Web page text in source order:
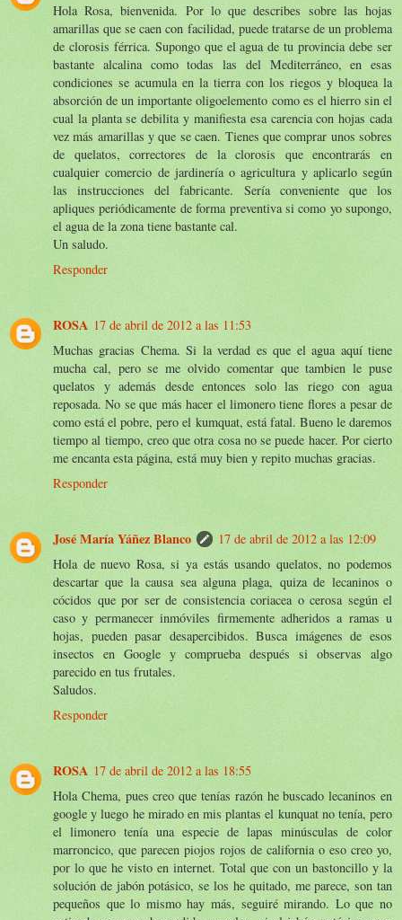
Hola Rosa, bienvenida. Por lo que describes sobre las hojas
amarillas que se caen con facilidad, puede tratarse de un problema
de clorosis férrica. Supongo que el agua de tu provincia debe ser
bastante alcalina como todas las del Mediterráneo, en esas
condiciones se acumula en la tierra con los riegos y bloquea la
absorción de un importante oligoelemento como es el hierro sin el
cual la planta se debilita y manifiesta esa carencia con hojas cada
vez más amarillas y que se caen. Tienes que comprar unos sobres
de quelatos, correctores de la clorosis que encontrarás en
cualquier comercio de jardinería o agricultura y aplicarlo según
las instrucciones del fabricante. Sería conveniente que los
apliques periódicamente de forma preventiva si como yo supongo,
el agua de la zona tiene bastante cal.
Un saludo.
Responder
ROSA 17 de abril de 2012 a las 11:53
Muchas gracias Chema. Si la verdad es que el agua aquí tiene
mucha cal, pero se me olvido comentar que tambien le puse
quelatos y además desde entonces solo las riego con agua
reposada. No se que más hacer el limonero tiene flores a pesar de
como está el pobre, pero el kumquat, está fatal. Bueno le daremos
tiempo al tiempo, creo que otra cosa no se puede hacer. Por cierto
me encanta esta página, está muy bien y repito muchas gracias.
Responder
José María Yáñez Blanco
17 de abril de 2012 a las 12:09
Hola de nuevo Rosa, si ya estás usando quelatos, no podemos
descartar que la causa sea alguna plaga, quiza de lecaninos o
cócidos que por ser de consistencia coriacea o cerosa según el
caso y permanecer inmóviles firmemente adheridos a ramas u
hojas, pueden pasar desapercibidos. Busca imágenes de esos
insectos en Google y comprueba después si observas algo
parecido en tus frutales.
Saludos.
Responder
ROSA 17 de abril de 2012 a las 18:55
Hola Chema, pues creo que tenías razón he buscado lecaninos en
google y luego he mirado en mis plantas el kunquat no tenía, pero
el limonero tenía una especie de lapas minúsculas de color
marroncico, que parecen piojos rojos de california o eso creo yo,
por lo que he visto en internet. Total que con un bastoncillo y la
solución de jabón potásico, se los he quitado, me parece, son tan
pequeños que lo mismo hay más, seguiré mirando. Lo que no